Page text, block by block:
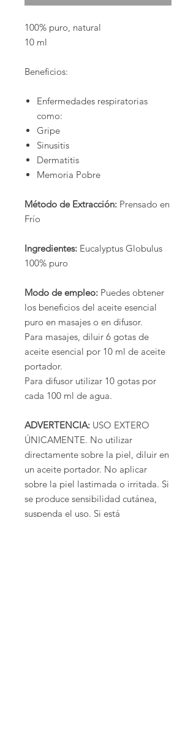
100% puro, natural
10 ml
Beneficios:
Enfermedades respiratorias
como:
Gripe
Sinusitis
Dermatitis
Memoria Pobre
Método de Extracción: Prensado en
Frío
Ingredientes: Eucalyptus Globulus
100% puro
Modo de empleo: Puedes obtener
los beneficios del aceite esencial
puro en masajes o en difusor.
Para masajes, diluir 6 gotas de
aceite esencial por 10 ml de aceite
portador.
Para difusor utilizar 10 gotas por
cada 100 ml de agua.
ADVERTENCIA: USO EXTERO
ÚNICAMENTE. No utilizar
directamente sobre la piel, diluir en
un aceite portador. No aplicar
sobre la piel lastimada o irritada. Si
se produce sensibilidad cutánea,
suspenda el uso. Si está